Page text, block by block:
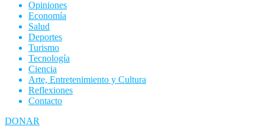
Opiniones
Economía
Salud
Deportes
Turismo
Tecnología
Ciencia
Arte, Entretenimiento y Cultura
Reflexiones
Contacto
DONAR